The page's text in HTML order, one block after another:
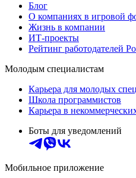
Блог
О компаниях в игровой
Жизнь в компании
ИТ-проекты
Рейтинг работодателей
Молодым специалистам
Карьера для молодых
Школа программистов
Карьера в
Боты для уведомлений
Мобильное приложение